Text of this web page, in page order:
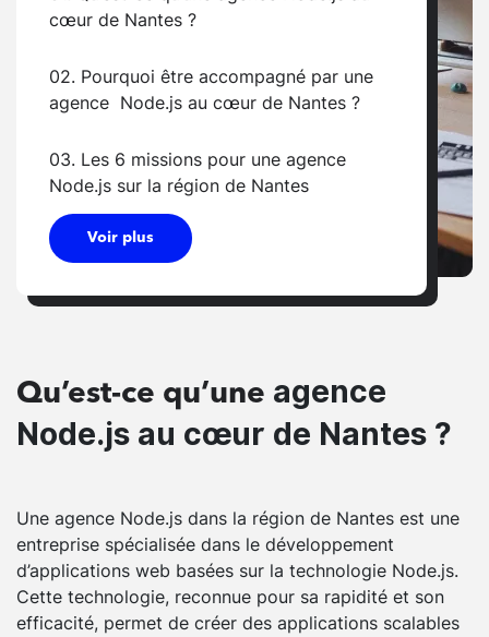
cœur de Nantes ?
02. Pourquoi être accompagné par une
agence Node.js au cœur de Nantes ?
03. Les 6 missions pour une agence
Node.js sur la région de Nantes
Voir plus
Qu’est-ce qu’une agence
Node.js au cœur de Nantes ?
Une agence Node.js dans la région de Nantes est une
entreprise spécialisée dans le développement
d’applications web basées sur la technologie Node.js.
Cette technologie, reconnue pour sa rapidité et son
efficacité, permet de créer des applications scalables